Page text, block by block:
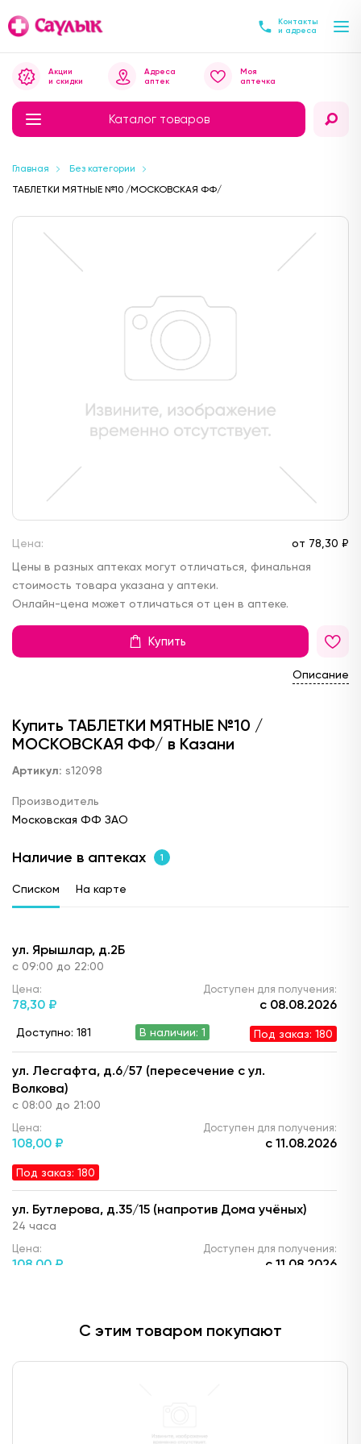
Контакты
и адреса
Каталог товаров
Акции
и скидки
Адреса
аптек
Моя
аптечка
Главная
Без категории
ТАБЛЕТКИ МЯТНЫЕ №10 /МОСКОВСКАЯ ФФ/
Цена: от 78, 30 ₽
Цены в разных аптеках могут отличаться, финальная
стоимость товара указана у аптеки.
Онлайн-цена может отличаться от цен в аптеке.
Купить
Описание
Купить ТАБЛЕТКИ МЯТНЫЕ №10 /
МОСКОВСКАЯ ФФ/ в Казани
Артикул: s12098
Производитель
Московская ФФ ЗАО
Наличие в аптеках 1
Списком На карте
ул. Ярышлар, д.2Б
с 09:00 до 22:00
Цена:
78,30 ₽
Доступен для получения:
с 08.08.2026
Доступно: 181 В наличии: 1 Под заказ: 180
ул. Лесгафта, д.6/57 (пересечение с ул.
Волкова)
с 08:00 до 21:00
Цена:
108,00 ₽
Доступен для получения:
с 11.08.2026
Под заказ: 180
ул. Бутлерова, д.35/15 (напротив Дома учёных)
24 часа
Цена:
108, 00 ₽
Доступен для получения:
с 11.08.2026
пр. Победы, д.90а
Цена:
С этим товаром покупают